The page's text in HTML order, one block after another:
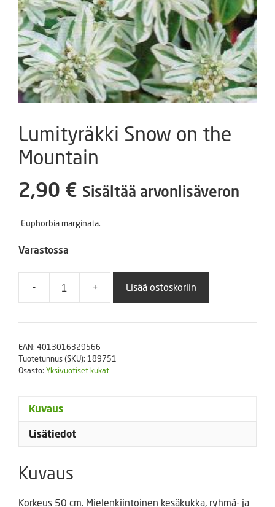
Lumityräkki Snow on the
Mountain
2,90 € Sisältää arvonlisäveron
Euphorbia marginata.
Varastossa
-
Lumityräkki
on
+ Lisää ostoskoriin
EAN: 4013016329566
Tuotetunnus (SKU): 189751
Osasto: Yksivuotiset kukat
Kuvaus
Lisätiedot
Kuvaus
Korkeus 50 cm. Mielenkiintoinen kesäkukka, ryhmä- ja